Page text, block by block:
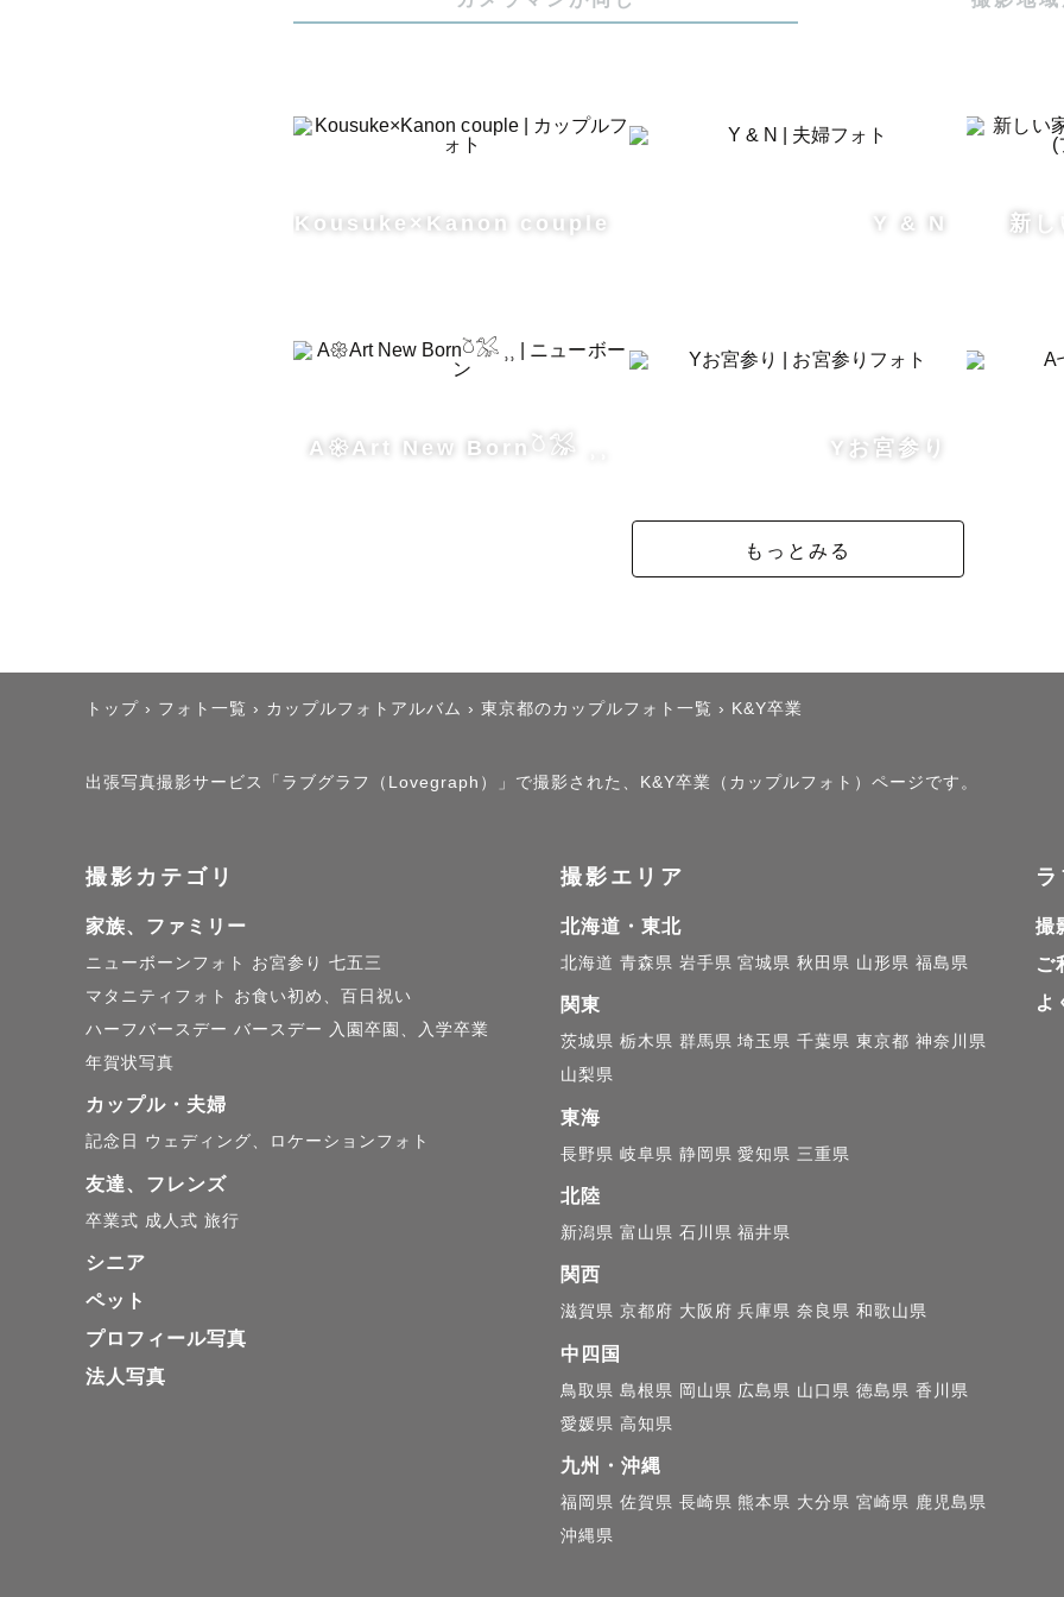
・扇子（ゴールド/シルバー）
・風車
🔘その他使用してみたい小物があればお気軽にご相談ください.•♬
の小物をできる範囲でご用意させていただきます👶
┈┈┈┈┈┈┈┈┈┈┈┈ 𖤣𖥧𖥣𖡡𖥧𖤣 ┈┈
Kousuke×Kanon couple Y & N 新
A𑁍Art New Born𓎤𓅮 ⸒⸒ Yお宮参り
もっとみる
トップ › フォト一覧 › カップルフォトアルバム › 東京都のカップルフォト一覧 › K&Y卒業
出張写真撮影サービス「ラブグラフ（Lovegraph）」で撮影された、K&Y卒業（カップルフォト）ページです。
撮影カテゴリ
家族、ファミリー
ニューボーンフォト お宮参り 七五三
マタニティフォト
お食い初め、百日祝い
ハーフバースデー バースデー
入園卒園、入学卒業
年賀状写真
カップル・夫婦
記念日 ウェディング、ロケーションフォト
友達、フレンズ
卒業式 成人式 旅行
シニア
ペット
プロフィール写真
法人写真
撮影エリア
北海道・東北
北海道 青森県 岩手県 宮城県 秋田県 山形県 福島県
関東
茨城県 栃木県 群馬県 埼玉県 千葉県 東京都 神奈川県
山梨県
東海
長野県 岐阜県 静岡県 愛知県 三重県
北陸
新潟県 富山県 石川県 福井県
関西
滋賀県 京都府 大阪府 兵庫県 奈良県 和歌山県
中四国
鳥取県 島根県 岡山県 広島県 山口県 徳島県 香川県
愛媛県 高知県
九州・沖縄
福岡県 佐賀県 長崎県 熊本県 大分県 宮崎県 鹿児島県
沖縄県
撮
ご
よ